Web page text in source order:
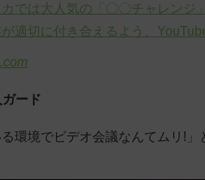
では大人気の「〇〇チャレンジ
適切に付き合えるよう、
ード
る環境でビデオ会議なんてムリ!